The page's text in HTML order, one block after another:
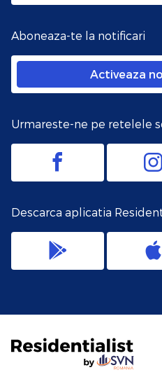
Aboneaza-te la notificari
Activeaza
Urmareste-ne pe retelele
Descarca aplicatia